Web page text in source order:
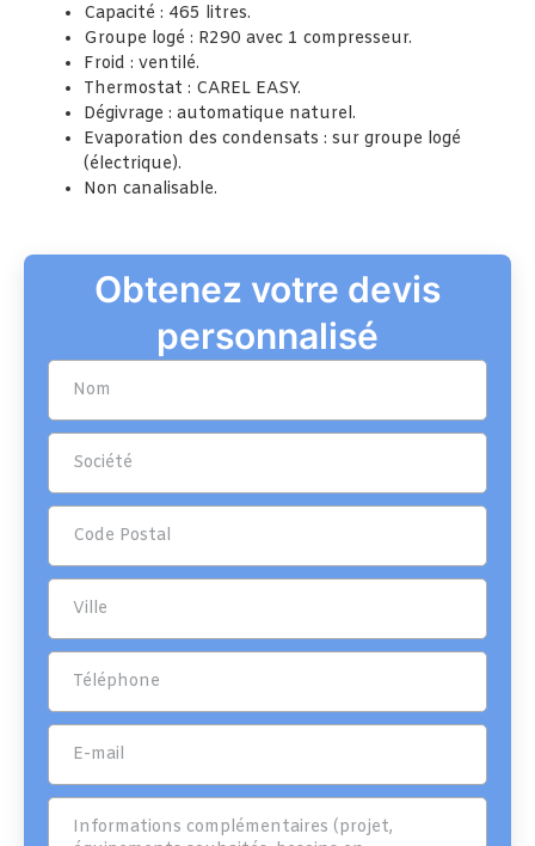
Capacité : 465 litres.
Groupe logé : R290 avec 1 compresseur.
Froid : ventilé.
Thermostat : CAREL EASY.
Dégivrage : automatique naturel.
Evaporation des condensats : sur groupe logé
(électrique).
Non canalisable.
Obtenez votre devis
personnalisé